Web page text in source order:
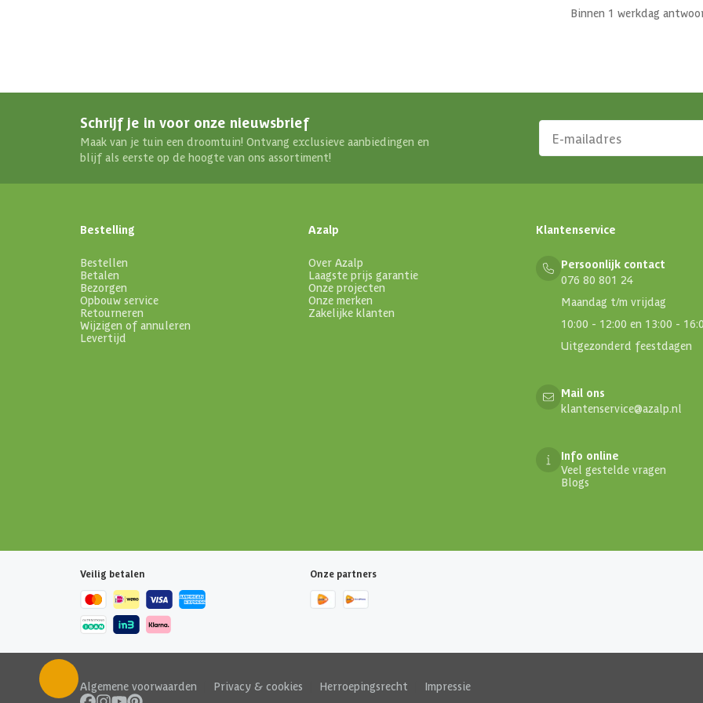
Binnen 1 werkdag
Schrijf je in voor onze nieuwsbrief
Maak van je tuin een droomtuin! Ontvang exclusieve aanbiedingen en
blijf als eerste op de hoogte van ons assortiment!
Bestelling
Bestellen
Betalen
Bezorgen
Opbouw service
Retourneren
Wijzigen of annuleren
Levertijd
Azalp
Over Azalp
Laagste prijs garantie
Onze projecten
Onze merken
Zakelijke klanten
Klantenservice
Persoonlijk contact
076 80 801 24
Maandag t/m vrijdag
10:00 - 12:00 en 13:00 -
Uitgezonderd feestdagen
Mail ons
klantenservice@azalp.nl
Info online
Veel gestelde vragen
Blogs
Veilig betalen Onze partners
Algemene voorwaarden Privacy & cookies Herroepingsrecht Impressie